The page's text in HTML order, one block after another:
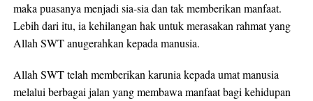
maka puasanya menjadi sia-sia dan tak memberikan manfaat.
Lebih dari itu, ia kehilangan hak untuk merasakan rahmat yang
Allah SWT anugerahkan kepada manusia.
Allah SWT telah memberikan karunia kepada umat manusia
melalui berbagai jalan yang membawa manfaat bagi kehidupan